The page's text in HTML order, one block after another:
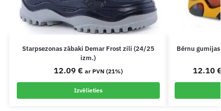
Starpsezonas zābaki Demar Frost zili (24/25
izm.)
12.09 € ar PVN (21%)
Izvēlieties
Bērnu
12.10